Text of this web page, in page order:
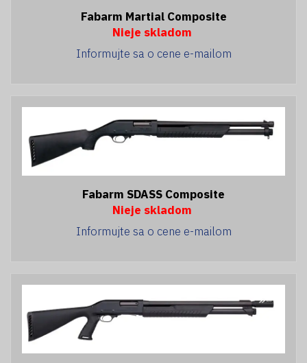
Fabarm Martial Composite
Nieje skladom
Informujte sa o cene e-mailom
Fabarm SDASS Composite
Nieje skladom
Informujte sa o cene e-mailom